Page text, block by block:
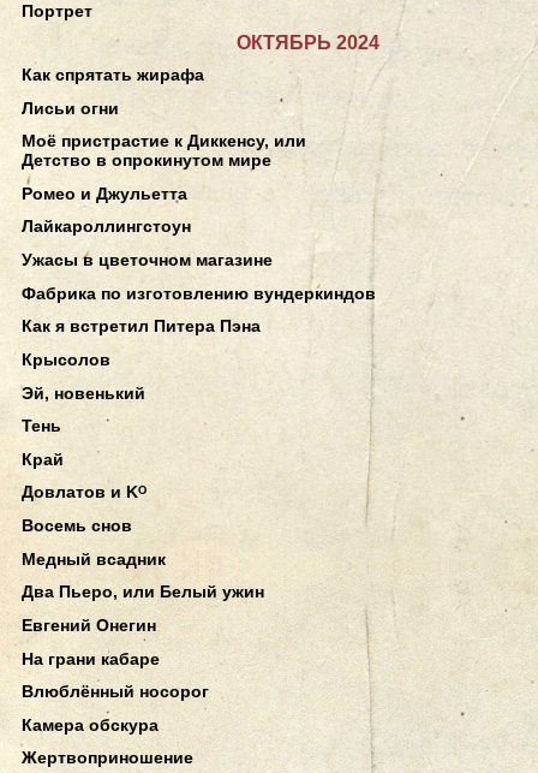
Портрет
ОКТЯБРЬ 2024
Как спрятать жирафа
Лисьи огни
Моё пристрастие к Диккенсу, или
Детство в опрокинутом мире
Ромео и Джульетта
Лайкароллингстоун
Ужасы в цветочном магазине
Фабрика по изготовлению вундеркиндов
Как я встретил Питера Пэна
Крысолов
Эй, новенький
Тень
Край
Довлатов и Kᴼ
Восемь снов
Медный всадник
Два Пьеро, или Белый ужин
Евгений Онегин
На грани кабаре
Влюблённый носорог
Камера обскура
Жертвоприношение